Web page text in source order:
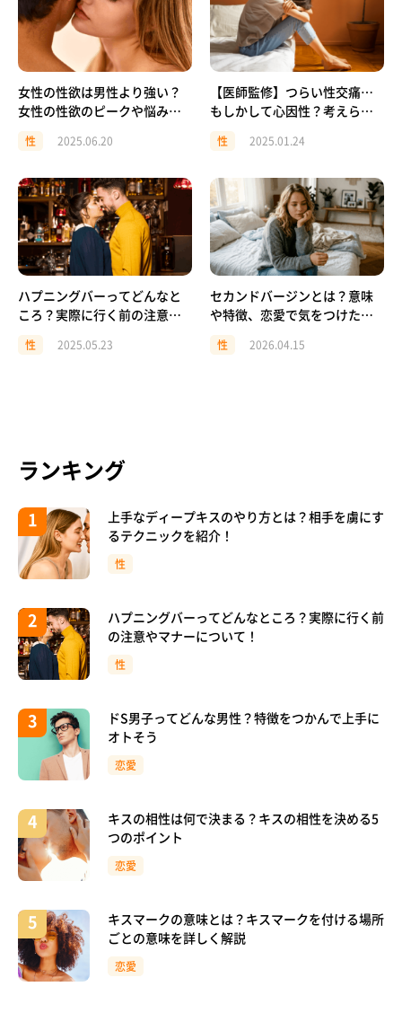
女性の性欲は男性より強い？
女性の性欲のピークや悩みを
性 2025.06.20
【医師監修】つらい性交痛…
もしかして心因性？考えられ
性 2025.01.24
ハプニングバーってどんなと
ころ？実際に行く前の注意や
性 2025.05.23
セカンドバージンとは？意味
や特徴、恋愛で気をつけたい
性 2026.04.15
ランキング
上手なディープキスのやり方とは？相手を虜にす
るテクニックを紹介！
性
ハプニングバーってどんなところ？実際に行く前
の注意やマナーについて！
性
ドS男子ってどんな男性？特徴をつかんで上手に
オトそう
恋愛
キスの相性は何で決まる？キスの相性を決める5
つのポイント
恋愛
キスマークの意味とは？キスマークを付ける場所
ごとの意味を詳しく解説
恋愛